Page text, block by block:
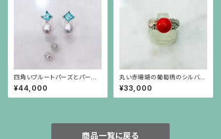
四角いブルートパーズとパール
のシルバー枠のピアス(シルバー
ポスト）
¥44,000
丸い赤珊瑚の葡萄柄のシルバー
台リング
¥33,000
商品一覧に戻る